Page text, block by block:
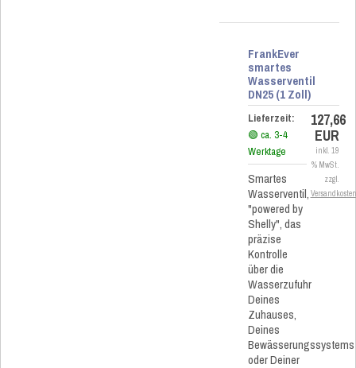
FrankEver
smartes
Wasserventil
DN25 (1 Zoll)
Lieferzeit:
🟢 ca. 3-4
Werktage
Smartes
Wasserventil,
"powered by
Shelly", das
präzise
Kontrolle
über die
Wasserzufuhr
Deines
Zuhauses,
Deines
Bewässerungssystems
oder Deiner
127,66
EUR
inkl. 19
% MwSt.
zzgl.
Versandkosten